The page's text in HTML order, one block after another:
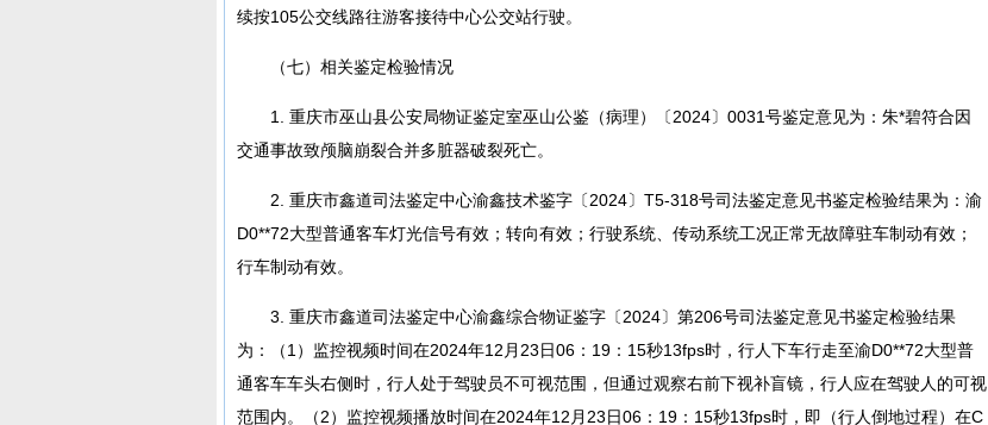
续按105公交线路往游客接待中心公交站行驶。
（七）相关鉴定检验情况
1. 重庆市巫山县公安局物证鉴定室巫山公鉴（病理）〔2024〕0031号鉴定意见为：朱*碧符合因
交通事故致颅脑崩裂合并多脏器破裂死亡。
2. 重庆市鑫道司法鉴定中心渝鑫技术鉴字〔2024〕T5-318号司法鉴定意见书鉴定检验结果为：渝
D0**72大型普通客车灯光信号有效；转向有效；行驶系统、传动系统工况正常无故障驻车制动有效；
行车制动有效。
3. 重庆市鑫道司法鉴定中心渝鑫综合物证鉴字〔2024〕第206号司法鉴定意见书鉴定检验结果
为：（1）监控视频时间在2024年12月23日06：19：15秒13fps时，行人下车行走至渝D0**72大型普
通客车车头右侧时，行人处于驾驶员不可视范围，但通过观察右前下视补盲镜，行人应在驾驶人的可视
范围内。（2）监控视频播放时间在2024年12月23日06：19：15秒13fps时，即（行人倒地过程）在C